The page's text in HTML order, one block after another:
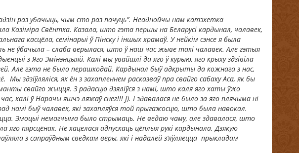
раз убачыць, чым сто раз пачуць”. Неаднойчы нам катэхетка
Казіміра Свёнтка. Казала, што гэта першы на Беларусі кардынал, чалавек,
касцёла, семінарыі ў Пінску і іншых храмаў. У нейкім сэнсе я была
не ўбачыла – слаба верылася, што ў наш час жыве такі чалавек. Але гэтыя
з Яго Эмінэнцыяй. Калі мы увайшлі да яго ў курыю, яго крыху здзівіла
Але гэта не было перашкодай. Кардынал быў адкрыты да кожнага з нас,
здзіўляліся, як ён з захапленнем расказваў пра свайго сабаку Аса, як бы
свайго жыцця. З радасцю дзяліўся з намі, што каля яго хаты ўжо
калі ў Нарачы яшчэ ляжаў снег!!! J). І здавалася не было за яго плячыма ні
намі быў чалавек, які захапляўся той прыгажосцю, што была навокал.
Эмоцыі немагчыма было стрымаць. Не ведаю чаму, але здавалася, што
яго пярсцёнак. Не хацелася адпускаць цёплыя рукі кардынала. Дзякую
з сапраўдным сведкам веры, які і надалей з’яўляецца прыкладам